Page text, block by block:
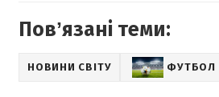
Повʼязані теми:
НОВИНИ СВІТУ ФУТБОЛ